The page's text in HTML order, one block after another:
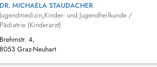
DR. MICHAELA STAUDACHER
Jugendmedizin,Kinder- und Jugendheilkunde /
Pädiatrie (Kinderarzt)
Brehmstr. 4,
8053 Graz-Neuhart